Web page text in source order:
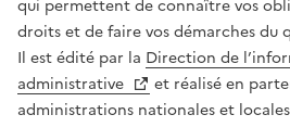
qui permettent de connaître vos
droits et de faire vos démarches du
Il est édité par la Direction de
administrative
et réalisé en
administrations nationales et